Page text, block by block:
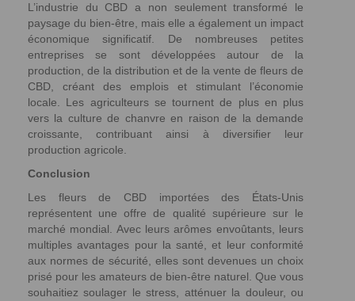
L’industrie du CBD a non seulement transformé le
paysage du bien-être, mais elle a également un impact
économique significatif. De nombreuses petites
entreprises se sont développées autour de la
production, de la distribution et de la vente de fleurs de
CBD, créant des emplois et stimulant l’économie
locale. Les agriculteurs se tournent de plus en plus
vers la culture de chanvre en raison de la demande
croissante, contribuant ainsi à diversifier leur
production agricole.
Conclusion
Les fleurs de CBD importées des États-Unis
représentent une offre de qualité supérieure sur le
marché mondial. Avec leurs arômes envoûtants, leurs
multiples avantages pour la santé, et leur conformité
aux normes de sécurité, elles sont devenues un choix
prisé pour les amateurs de bien-être naturel. Que vous
souhaitiez soulager le stress, atténuer la douleur, ou